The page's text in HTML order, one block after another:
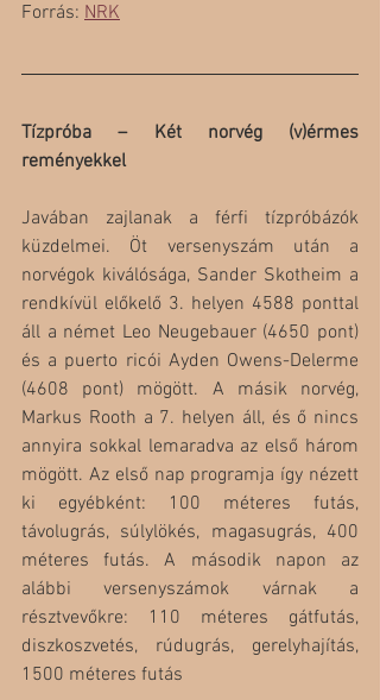
Forrás: NRK
Tízpróba – Két norvég (v)érmes
reményekkel
Javában zajlanak a férfi tízpróbázók
küzdelmei. Öt versenyszám után a
norvégok kiválósága, Sander Skotheim a
rendkívül előkelő 3. helyen 4588 ponttal
áll a német Leo Neugebauer (4650 pont)
és a puerto ricói Ayden Owens-Delerme
(4608 pont) mögött. A másik norvég,
Markus Rooth a 7. helyen áll, és ő nincs
annyira sokkal lemaradva az első három
mögött. Az első nap programja így nézett
ki egyébként: 100 méteres futás,
távolugrás, súlylökés, magasugrás, 400
méteres futás. A második napon az
alábbi versenyszámok várnak a
résztvevőkre: 110 méteres gátfutás,
diszkoszvetés, rúdugrás, gerelyhajítás,
1500 méteres futás